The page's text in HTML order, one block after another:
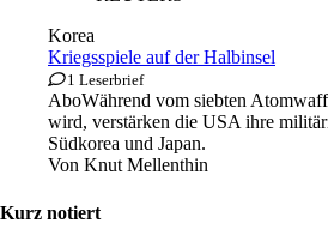
Korea
Kriegsspiele auf der Halbinsel
1 Leserbrief
AboWährend vom siebten
wird, verstärken die USA ihre
Südkorea und Japan.
Von Knut Mellenthin
Kurz notiert